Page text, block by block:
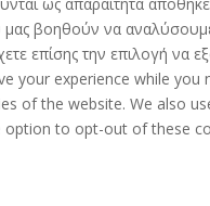
μας βοηθούν να
επίσης την επιλογή να
your experience while you
of the website. We also
option to opt-out of these